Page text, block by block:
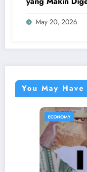
May 20, 2026
You May Have